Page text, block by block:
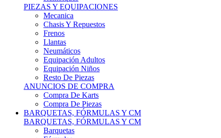
Mecanica
Chasis Y Repuestos
Frenos
Llantas
Neumáticos
Equipación Adultos
Equipación Niños
Resto De Piezas
ANUNCIOS DE COMPRA
Compra De Karts
Compra De Piezas
BARQUETAS, FÓRMULAS Y CM
BARQUETAS, FÓRMULAS Y CM
Barquetas
Fórmulas
Cm